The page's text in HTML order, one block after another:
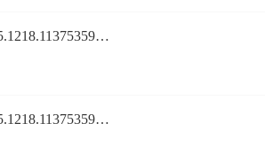
Surface Pro 8镜像SurfacePro8_BMR_16020_2025.1218.11375359.zip网盘下载
Surface Pro 8镜像SurfacePro8_BMR_12010_2025.1218.11375359.zip网盘下载